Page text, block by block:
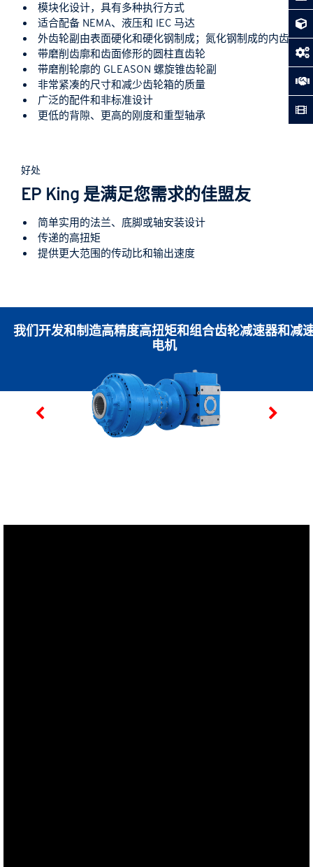
模块化设计，具有多种执行方式
适合配备 NEMA、液压和 IEC 马达
外齿轮副由表面硬化和硬化钢制成；氮化钢制成的内齿轮
带磨削齿廓和齿面修形的圆柱直齿轮
带磨削轮廓的 GLEASON 螺旋锥齿轮副
非常紧凑的尺寸和减少齿轮箱的质量
广泛的配件和非标准设计
更低的背隙、更高的刚度和重型轴承
好处
EP King 是满足您需求的佳盟友
简单实用的法兰、底脚或轴安装设计
传递的高扭矩
提供更大范围的传动比和输出速度
我们开发和制造高精度高扭矩和组合齿轮减速器和减
电机